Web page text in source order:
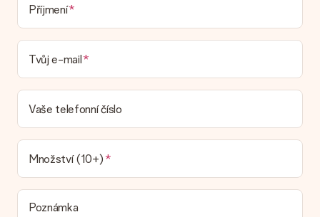
Dodací lhůta, možnosti dodání a náklady na
doručení
Mohu si vybrat datum dodání?
Není možné zvolit konkrétní datum dodání.
Jaká je dodací lhůta a kdy dostávám dárek?
Dodací lhůtu naleznete na stránce produktu. Můžete věřit, že
náš dopravce vám dodá váš dárek.
Jaké možnosti doručení si mohu vybrat?
V současné době není možné zvolit možnost doručení. Dárek,
který chcete objednat, je buď odeslán jako balíček nebo jako
doručování poštovní schránky. Chcete vědět, na kterou
možnost spadá vaše objednávka? Kontaktujte prosím náš
zákaznický servis.
Příjmení
Tvůj e-mail
Vaše telefonní číslo
Množství (10+)
Poznámka